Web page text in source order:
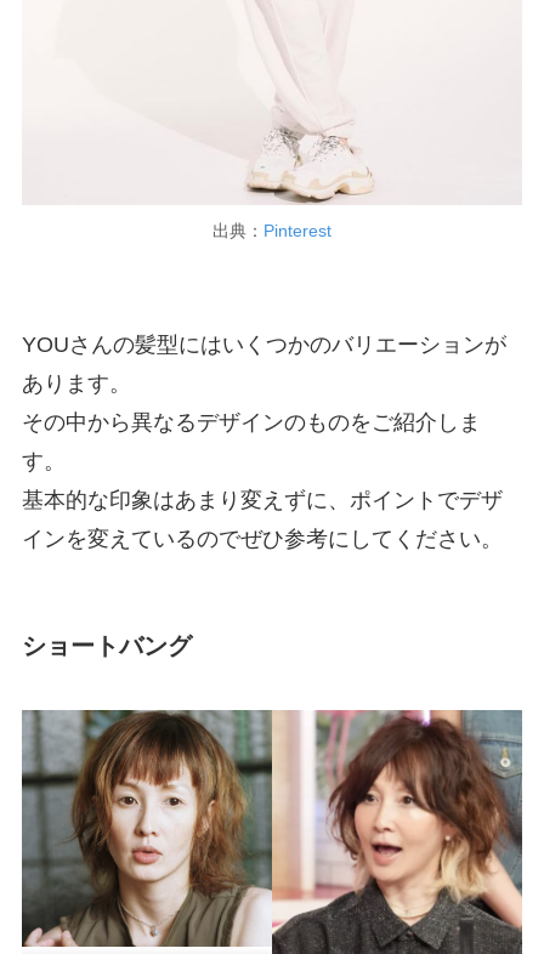
出典： Pinterest
YOUさんの髪型にはいくつかのバリエーションが
あります。
その中から異なるデザインのものをご紹介しま
す。
基本的な印象はあまり変えずに、ポイントでデザ
インを変えているのでぜひ参考にしてください。
ショートバング